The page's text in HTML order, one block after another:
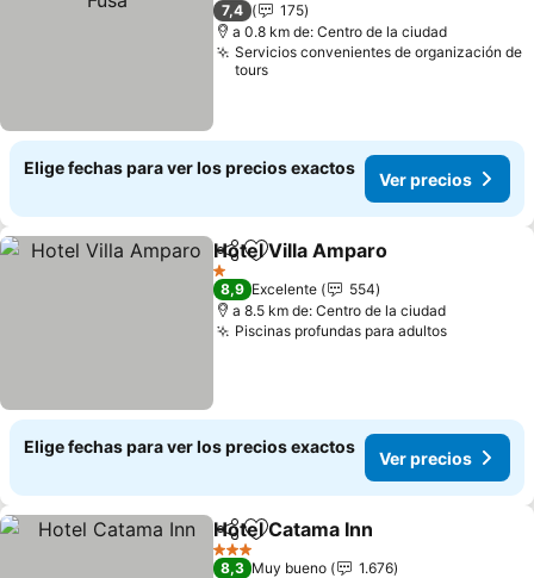
7,4
175
a 0.8 km de: Centro de la ciudad
Servicios convenientes de organización de
tours
Elige fechas para ver los precios exactos
Ver precios
CompartirAgregar a favoritos
Hotel Villa Amparo
1 Estrellas
8,9 Excelente
554
a 8.5 km de: Centro de la ciudad
Piscinas profundas para adultosVer
Elige fechas para ver los precios exactos
Ver precios
CompartirAgregar a favoritos
Hotel Catama Inn
3 Estrellas
8,3 Muy bueno
1.676